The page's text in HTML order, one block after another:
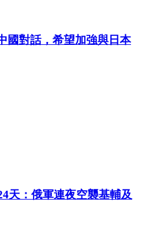
國對話，希望加強與日本
天：俄軍連夜空襲基輔及